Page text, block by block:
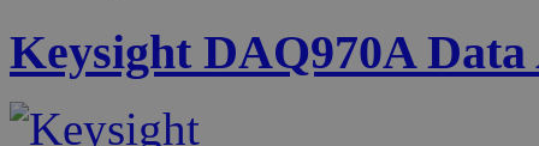
Keysight DAQ970A